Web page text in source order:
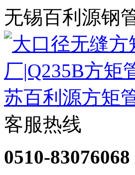
无锡百利源钢
客服热线
0510-83076068